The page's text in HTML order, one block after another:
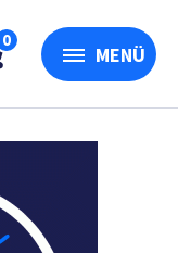
0
MENÜ